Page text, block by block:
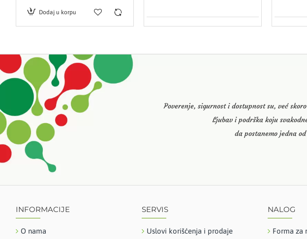
Dodaj u korpu
Poverenje, sigurnost i dostupnost su, već
Ljubav i podrška koju
da postanemo jedna
INFORMACIJE
O nama
SERVIS
Uslovi korišćenja i prodaje
NALOG
Forma za